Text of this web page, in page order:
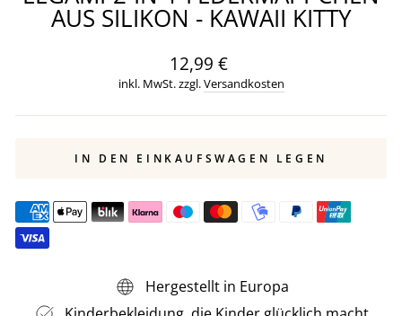
AUS SILIKON - KAWAII KITTY
Normaler
Preis
12,99 €
inkl. MwSt. zzgl.Versandkosten
IN DEN EINKAUFSWAGEN LEGEN
Hergestellt in Europa